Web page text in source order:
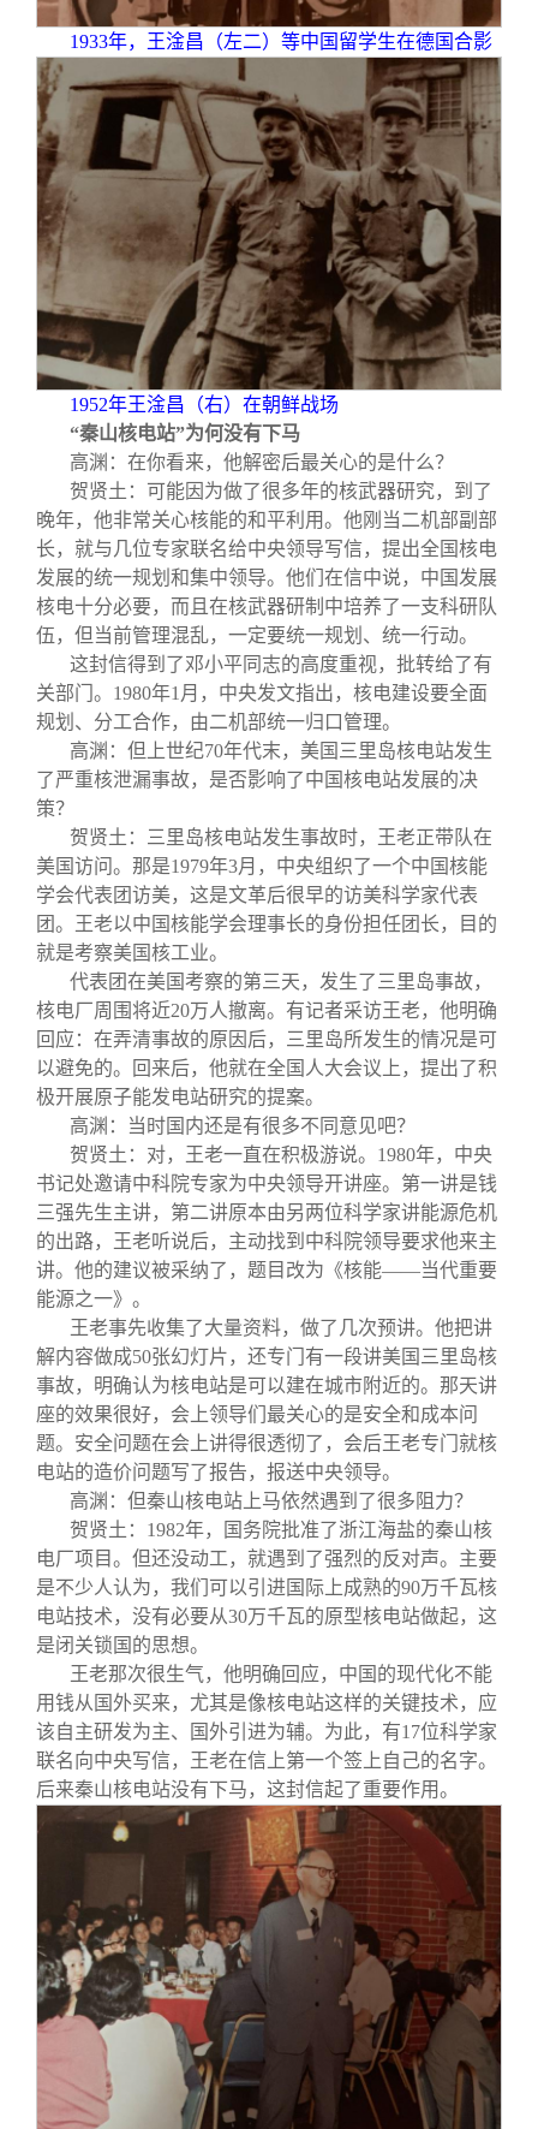
1933年，王淦昌（左二）等中国留学生在德国合影
1952年王淦昌（右）在朝鲜战场
“秦山核电站”为何没有下马
高渊：在你看来，他解密后最关心的是什么？
贺贤土：可能因为做了很多年的核武器研究，到了
晚年，他非常关心核能的和平利用。他刚当二机部副部
长，就与几位专家联名给中央领导写信，提出全国核电
发展的统一规划和集中领导。他们在信中说，中国发展
核电十分必要，而且在核武器研制中培养了一支科研队
伍，但当前管理混乱，一定要统一规划、统一行动。
这封信得到了邓小平同志的高度重视，批转给了有
关部门。1980年1月，中央发文指出，核电建设要全面
规划、分工合作，由二机部统一归口管理。
高渊：但上世纪70年代末，美国三里岛核电站发生
了严重核泄漏事故，是否影响了中国核电站发展的决
策？
贺贤土：三里岛核电站发生事故时，王老正带队在
美国访问。那是1979年3月，中央组织了一个中国核能
学会代表团访美，这是文革后很早的访美科学家代表
团。王老以中国核能学会理事长的身份担任团长，目的
就是考察美国核工业。
代表团在美国考察的第三天，发生了三里岛事故，
核电厂周围将近20万人撤离。有记者采访王老，他明确
回应：在弄清事故的原因后，三里岛所发生的情况是可
以避免的。回来后，他就在全国人大会议上，提出了积
极开展原子能发电站研究的提案。
高渊：当时国内还是有很多不同意见吧？
贺贤土：对，王老一直在积极游说。1980年，中央
书记处邀请中科院专家为中央领导开讲座。第一讲是钱
三强先生主讲，第二讲原本由另两位科学家讲能源危机
的出路，王老听说后，主动找到中科院领导要求他来主
讲。他的建议被采纳了，题目改为《核能——当代重要
能源之一》。
王老事先收集了大量资料，做了几次预讲。他把讲
解内容做成50张幻灯片，还专门有一段讲美国三里岛核
事故，明确认为核电站是可以建在城市附近的。那天讲
座的效果很好，会上领导们最关心的是安全和成本问
题。安全问题在会上讲得很透彻了，会后王老专门就核
电站的造价问题写了报告，报送中央领导。
高渊：但秦山核电站上马依然遇到了很多阻力？
贺贤土：1982年，国务院批准了浙江海盐的秦山核
电厂项目。但还没动工，就遇到了强烈的反对声。主要
是不少人认为，我们可以引进国际上成熟的90万千瓦核
电站技术，没有必要从30万千瓦的原型核电站做起，这
是闭关锁国的思想。
王老那次很生气，他明确回应，中国的现代化不能
用钱从国外买来，尤其是像核电站这样的关键技术，应
该自主研发为主、国外引进为辅。为此，有17位科学家
联名向中央写信，王老在信上第一个签上自己的名字。
后来秦山核电站没有下马，这封信起了重要作用。